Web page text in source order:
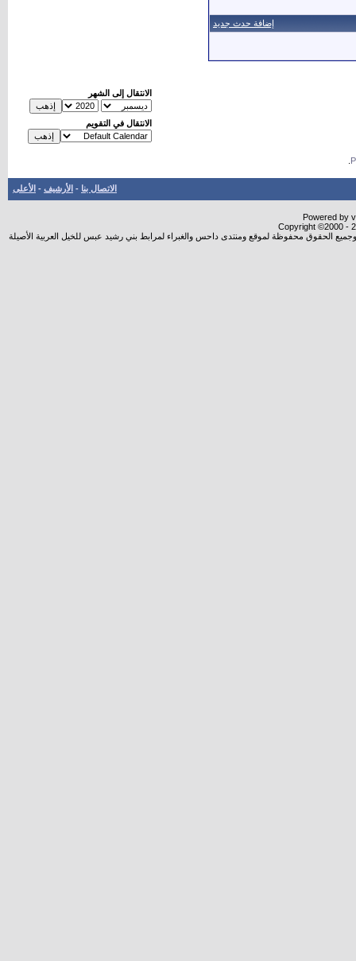
إضافة حدث جديد
الانتقال إلى الشهر
الانتقال في التقويم
الاتصال بنا - الأرشيف - الأعلى
Powered by
Copyright ©2000 -
الحقوق محفوظة لموقع ومنتدى داحس والغبراء لمرابط بني رشيد عبس للخيل العربية الأصيلة